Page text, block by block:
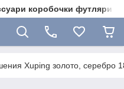
коробочки футляри
Xuping золото, серебро